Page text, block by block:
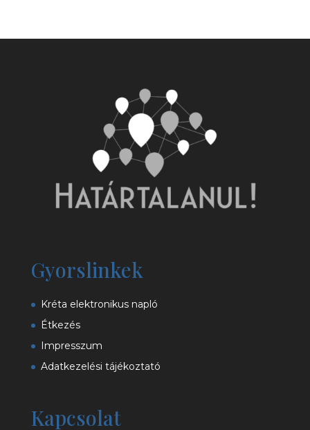
Gyorslinkek
Kréta elektronikus napló
Étkezés
Impresszum
Adatkezelési tájékoztató
Kapcsolat